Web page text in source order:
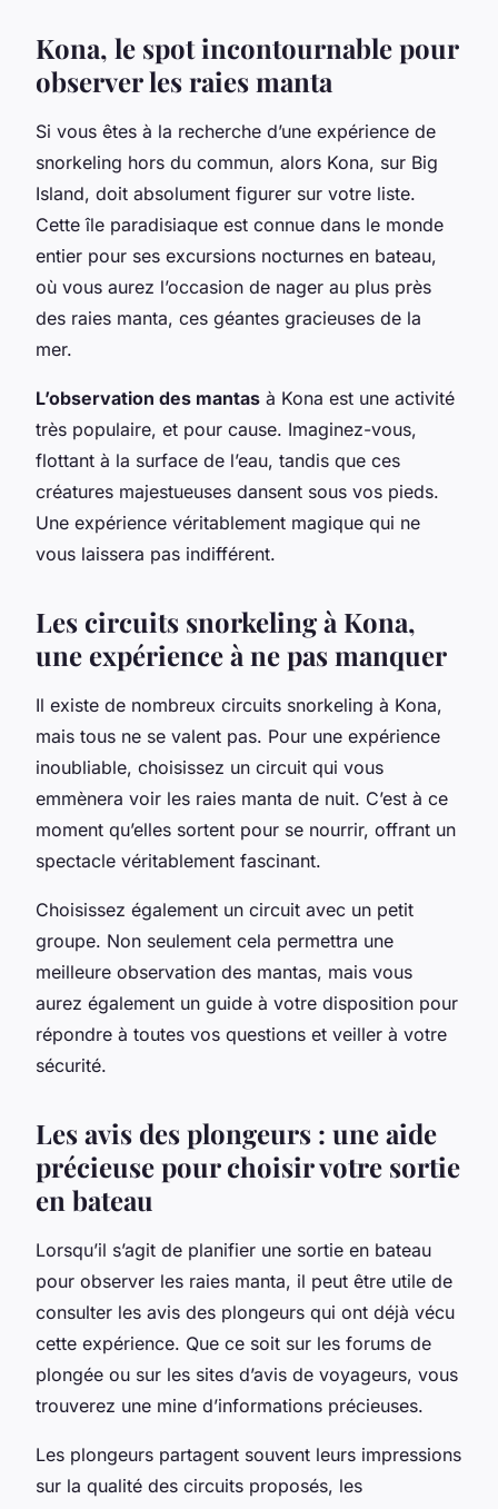
Kona, le spot incontournable pour
observer les raies manta
Si vous êtes à la recherche d’une expérience de
snorkeling hors du commun, alors Kona, sur Big
Island, doit absolument figurer sur votre liste.
Cette île paradisiaque est connue dans le monde
entier pour ses excursions nocturnes en bateau,
où vous aurez l’occasion de nager au plus près
des raies manta, ces géantes gracieuses de la
mer.
L’observation des mantas à Kona est une activité
très populaire, et pour cause. Imaginez-vous,
flottant à la surface de l’eau, tandis que ces
créatures majestueuses dansent sous vos pieds.
Une expérience véritablement magique qui ne
vous laissera pas indifférent.
Les circuits snorkeling à Kona,
une expérience à ne pas manquer
Il existe de nombreux circuits snorkeling à Kona,
mais tous ne se valent pas. Pour une expérience
inoubliable, choisissez un circuit qui vous
emmènera voir les raies manta de nuit. C’est à ce
moment qu’elles sortent pour se nourrir, offrant un
spectacle véritablement fascinant.
Choisissez également un circuit avec un petit
groupe. Non seulement cela permettra une
meilleure observation des mantas, mais vous
aurez également un guide à votre disposition pour
répondre à toutes vos questions et veiller à votre
sécurité.
Les avis des plongeurs : une aide
précieuse pour choisir votre sortie
en bateau
Lorsqu’il s’agit de planifier une sortie en bateau
pour observer les raies manta, il peut être utile de
consulter les avis des plongeurs qui ont déjà vécu
cette expérience. Que ce soit sur les forums de
plongée ou sur les sites d’avis de voyageurs, vous
trouverez une mine d’informations précieuses.
Les plongeurs partagent souvent leurs impressions
sur la qualité des circuits proposés, les